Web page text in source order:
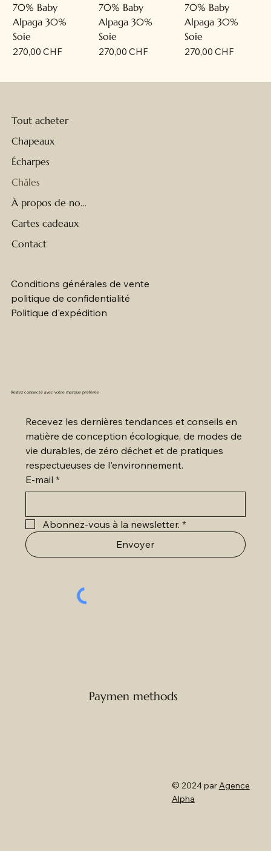
70% Baby
Alpaga 30%
Soie
Prix
270,00 CHF
70% Baby
Alpaga 30%
Soie
Prix
270,00 CHF
70% Baby
Alpaga 30%
Soie
Prix
270,00 CHF
Tout acheter
Chapeaux
Écharpes
Châles
À propos de nous
Cartes cadeaux
Contact
Conditions générales de vente
politique de confidentialité
Politique d'expédition
Restez connecté avec votre marque préférée
Recevez les dernières tendances et conseils en
matière de conception écologique, de modes de
vie durables, de zéro déchet et de pratiques
respectueuses de l'environnement.
E-mail *
Abonnez-vous à la newsletter. *
Envoyer
© 2024 parAgence
Alpha
Paymen methods